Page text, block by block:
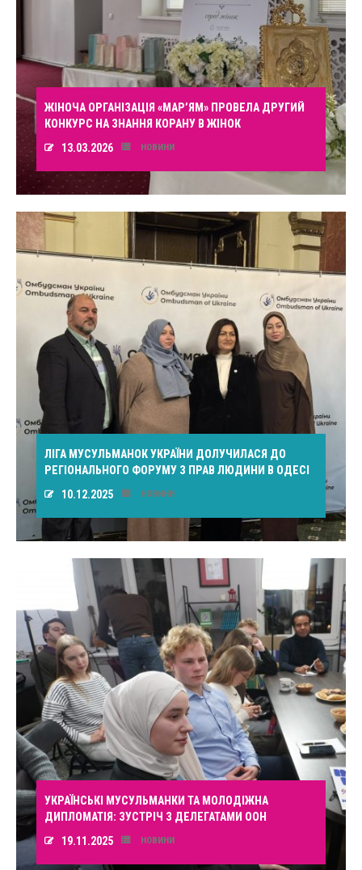
ЖІНОЧА ОРГАНІЗАЦІЯ «МАР’ЯМ» ПРОВЕЛА ДРУГИЙ
КОНКУРС НА ЗНАННЯ КОРАНУ В ЖІНОК
13.03.2026
НОВИНИ
ЛІГА МУСУЛЬМАНОК УКРАЇНИ ДОЛУЧИЛАСЯ ДО
РЕГІОНАЛЬНОГО ФОРУМУ З ПРАВ ЛЮДИНИ В ОДЕСІ
10.12.2025
НОВИНИ
УКРАЇНСЬКІ МУСУЛЬМАНКИ ТА МОЛОДІЖНА
ДИПЛОМАТІЯ: ЗУСТРІЧ З ДЕЛЕГАТАМИ ООН
19.11.2025
НОВИНИ